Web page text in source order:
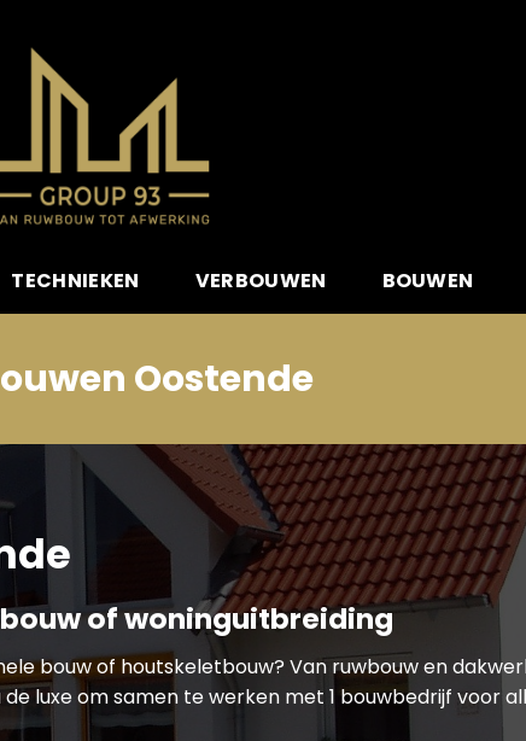
TECHNIEKEN VERBOUWEN BOUWEN
Oostende
of woninguitbreiding
bouw of houtskeletbouw? Van ruwbouw en
luxe om samen te werken met 1 bouwbedrijf voor